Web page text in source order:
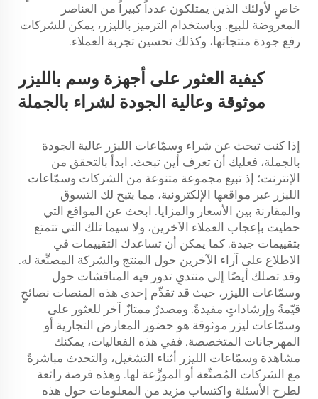
خاصٍ لأولئك الذين يمتلكون عدداً كبيراً من العناصر
المعروضة للبيع. وباستخدام الترميز بالليزر، يمكن للشركات
رفع جودة منتجاتها، وكذلك تحسين تجربة العملاء.
كيفية العثور على أجهزة وسم بالليزر
موثوقة وعالية الجودة لشراء بالجملة
إذا كنت تبحث عن شراء وسمّاعات الليزر عالية الجودة
بالجملة، فعليك أن تعرف أين تبحث. ابدأ بالتحقق من
الإنترنت؛ إذ تبيع مجموعة متنوعة من الشركات وسمّاعات
الليزر عبر مواقعها الإلكترونية، مما يتيح لك التسوق
والمقارنة بين الأسعار والمزايا. ابحث عن المواقع التي
حظيت بإعجاب العملاء الآخرين، ولا سيما تلك التي تتمتع
بتقييمات جيدة. كما يمكن أن تساعدك التقييمات في
الاطلاع على آراء الآخرين حول المنتج والشركة المصنِّعة له.
وقد تصلك أيضًا إلى منتدىٍ تدور فيه المناقشات حول
وسمّاعات الليزر، حيث قد تقدِّم إحدى هذه المنصات نصائحٍ
قيّمةً وإرشاداتٍ مفيدةً. ومصدرٌ ممتازٌ آخر للعثور على
وسمّاعات ليزر موثوقة هو حضور المعارض التجارية أو
المهرجانات المتخصصة. ففي هذه الفعاليات، يمكنك
مشاهدة وسمّاعات الليزر أثناء التشغيل، والتحدث مباشرةً
مع الشركات المُصنِّعة أو الموزِّعة لها. وهذه فرصة رائعة
لطرح الأسئلة واكتساب مزيد من المعلومات حول هذه